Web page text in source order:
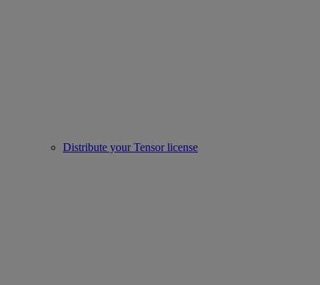
Distribute your Tensor license